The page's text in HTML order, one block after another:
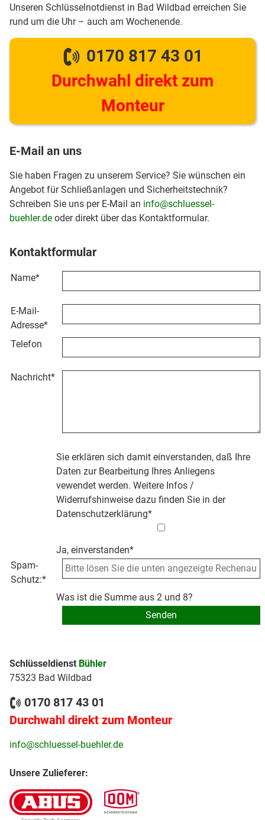
Unseren Schlüsselnotdienst in Bad Wildbad erreichen Sie
rund um die Uhr – auch am Wochenende.
0170 817 43 01
Durchwahl direkt zum
Monteur
E-Mail an uns
Sie haben Fragen zu unserem Service? Sie wünschen ein
Angebot für Schließanlagen und Sicherheitstechnik?
Schreiben Sie uns per E-Mail an info@schluessel-
buehler.de oder direkt über das Kontaktformular.
Kontaktformular
Name*
E-Mail-
Adresse*
Telefon
Nachricht*
Sie erklären sich damit einverstanden, daß Ihre
Daten zur Bearbeitung Ihres Anliegens
vewendet werden. Weitere Infos /
Widerrufshinweise dazu finden Sie in der
Datenschutzerklärung*
Ja, einverstanden*
Spam-
Schutz:*
Was ist die Summe aus 2 und 8?
Schlüsseldienst Bühler
75323 Bad Wildbad
0170 817 43 01
Durchwahl direkt zum Monteur
info@schluessel-buehler.de
Unsere Zulieferer: